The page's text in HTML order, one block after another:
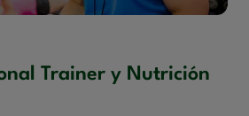
Trainer y Nutrición